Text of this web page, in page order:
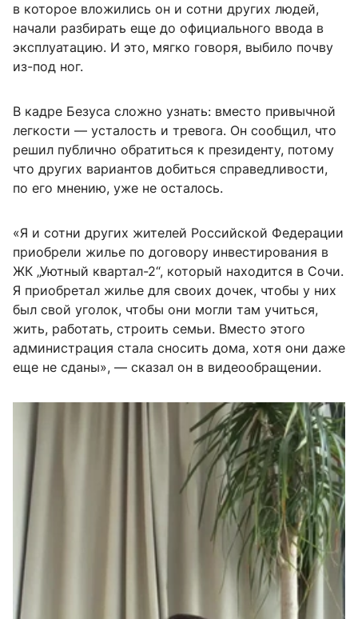
в которое вложились он и сотни других людей,
начали разбирать еще до официального ввода в
эксплуатацию. И это, мягко говоря, выбило почву
из-под ног.
В кадре Безуса сложно узнать: вместо привычной
легкости — усталость и тревога. Он сообщил, что
решил публично обратиться к президенту, потому
что других вариантов добиться справедливости,
по его мнению, уже не осталось.
«Я и сотни других жителей Российской Федерации
приобрели жилье по договору инвестирования в
ЖК „Уютный квартал-2“, который находится в Сочи.
Я приобретал жилье для своих дочек, чтобы у них
был свой уголок, чтобы они могли там учиться,
жить, работать, строить семьи. Вместо этого
администрация стала сносить дома, хотя они даже
еще не сданы», — сказал он в видеообращении.